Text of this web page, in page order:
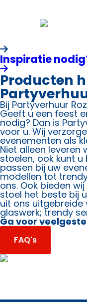
Inspiratie
Producten
Bij Partyverhuur
Geeft u een feest
nodig? Dan is
voor u. Wij
evenementen als
Niet alleen leveren
stoelen, ook kunt
passen bij uw
modellen tot
ons. Ook bieden
stoel het beste bij
uit ons uitgebreide
glaswerk; trendy
Ga voor
FAQ's